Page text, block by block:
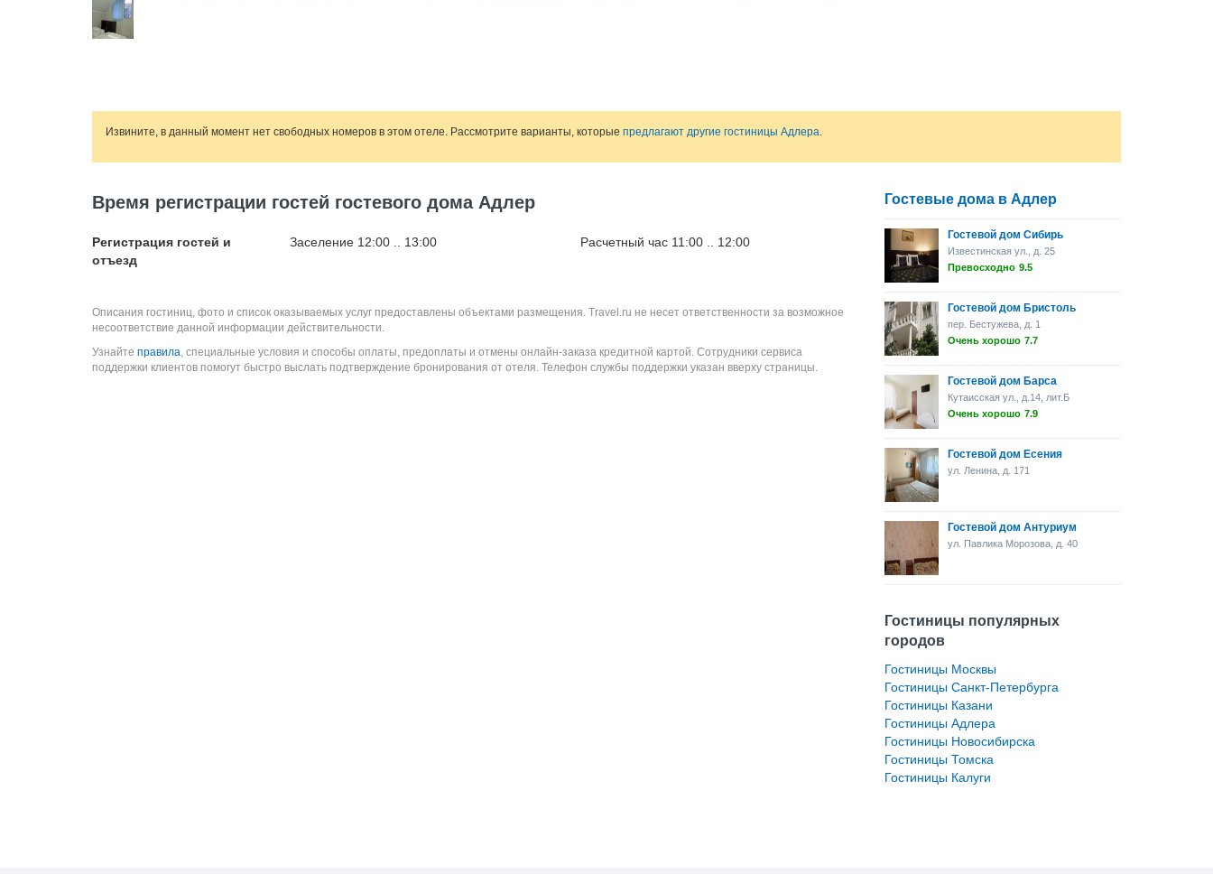
Извините, в данный момент нет свободных номеров в этом отеле. Рассмотрите варианты, которые предлагают другие гостиницы Адлера.
Время регистрации гостей гостевого дома Адлер
Регистрация гостей и
отъезд
Заселение 12:00 .. 13:00 Расчетный час 11:00 .. 12:00
Описания гостиниц, фото и список оказываемых услуг предоставлены объектами размещения. Travel.ru не несет ответственности за возможное
несоответствие данной информации действительности.
Узнайте правила, специальные условия и способы оплаты, предоплаты и отмены онлайн-заказа кредитной картой. Сотрудники сервиса
поддержки клиентов помогут быстро выслать подтверждение бронирования от отеля. Телефон службы поддержки указан вверху страницы.
Гостевые дома в Адлер
Гостевой дом Сибирь
Известинская ул., д. 25
Превосходно 9.5
Гостевой дом Бристоль
пер. Бестужева, д. 1
Очень хорошо 7.7
Гостевой дом Барса
Кутаисская ул., д.14, лит.Б
Очень хорошо 7.9
Гостевой дом Есения
ул. Ленина, д. 171
Гостевой дом Антуриум
ул. Павлика Морозова, д. 40
Гостиницы популярных
городов
Гостиницы Москвы
Гостиницы Санкт-Петербурга
Гостиницы Казани
Гостиницы Адлера
Гостиницы Новосибирска
Гостиницы Томска
Гостиницы Калуги